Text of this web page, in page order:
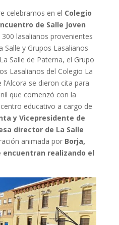
celebramos en el Colegio
de Salle Joven
300 lasalianos provenientes
Salle y Grupos Lasalianos
Salle de Paterna, el Grupo
Lasalianos del Colegio La
se dieron cita para
que comenzó con la
educativo a cargo de
y Vicepresidente de
director de La Salle
animada por Borja,
encuentran realizando el